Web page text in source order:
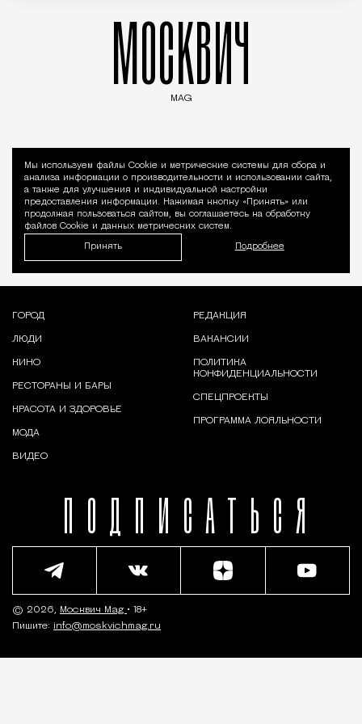
МОСКВИЧ
MAG
МОСКОВСКИЙ ДОМ Уведомление
Мы используем файлы Сookie и метрические системы для сбора и
анализа информации о производительности и использовании сайта,
а также для улучшения и индивидуальной настройки
предоставления информации. Нажимая кнопку «Принять» или
продолжая пользоваться сайтом, вы соглашаетесь на обработку
файлов Cookie и данных метрических систем.
Принять Подробнее
ПОДПИСАТЬСЯ
ГОРОД
ЛЮДИ
КИНО
РЕСТОРАНЫ И БАРЫ
КРАСОТА И ЗДОРОВЬЕ
МОДА
ВИДЕО
РЕДАКЦИЯ
ВАКАНСИИ
ПОЛИТИКА
КОНФИДЕНЦИАЛЬНОСТИ
СПЕЦПРОЕКТЫ
ПРОГРАММА ЛОЯЛЬНОСТИ
© 2026, Москвич Mag • 18+
Пишите: info@moskvichmag.ru